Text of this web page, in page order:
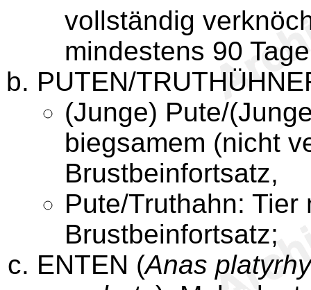
vollständig
mindestens 90
PUTEN/
(Junge) Pute/
biegsamem (nicht
Brustbeinfortsatz,
Pute/Truthahn:
Brustbeinfortsatz;
ENTEN (Anas